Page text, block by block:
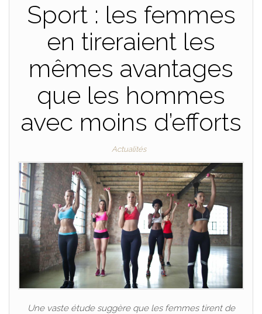
Sport : les femmes
en tireraient les
mêmes avantages
que les hommes
avec moins d’efforts
Actualités
Une vaste étude suggère que les femmes tirent de